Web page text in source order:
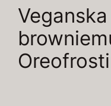
Veganska